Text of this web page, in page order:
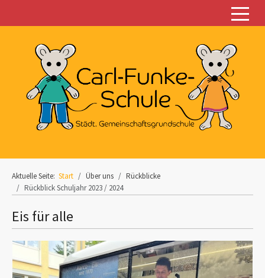
Off-
Aktuelle Seite: Start Über uns
Rückblicke
Rückblick Schuljahr 2023 / 2024
Eis für alle